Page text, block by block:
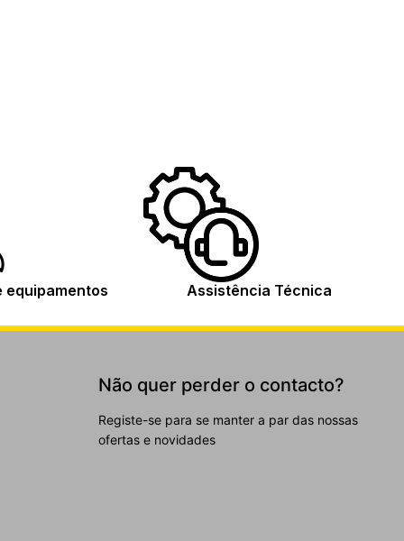
equipamentos Assistência Técnica
Não quer perder o contacto?
Registe-se para se manter a par das nossas
ofertas e novidades